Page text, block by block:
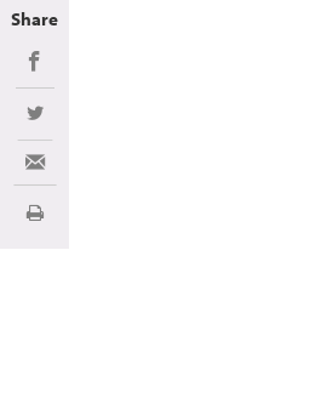
Share
Share on Facebook
Share on Twitter
Share via Email
Imprimir